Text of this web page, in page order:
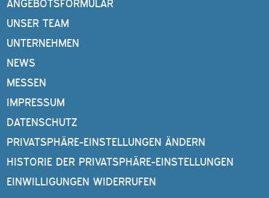
ANGEBOTSFORMULAR
UNSER TEAM
UNTERNEHMEN
NEWS
MESSEN
IMPRESSUM
DATENSCHUTZ
PRIVATSPHÄRE-EINSTELLUNGEN ÄNDERN
HISTORIE DER PRIVATSPHÄRE-EINSTELLUNGEN
EINWILLIGUNGEN WIDERRUFEN